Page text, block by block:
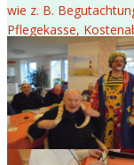
wie z. B.
Pflegekasse,